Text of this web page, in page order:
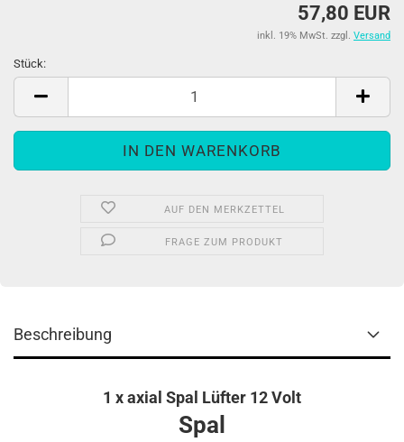
57,80 EUR
inkl. 19% MwSt. zzgl. Versand
Stück:
Stück
AUF DEN MERKZETTEL
FRAGE ZUM PRODUKT
Beschreibung
1 x axial Spal Lüfter 12 Volt
Spal